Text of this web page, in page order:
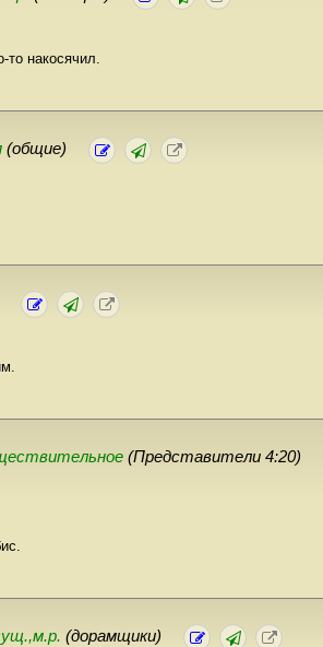
то накосячил.
(общие)
(Представители 4:20)
(дорамщики)